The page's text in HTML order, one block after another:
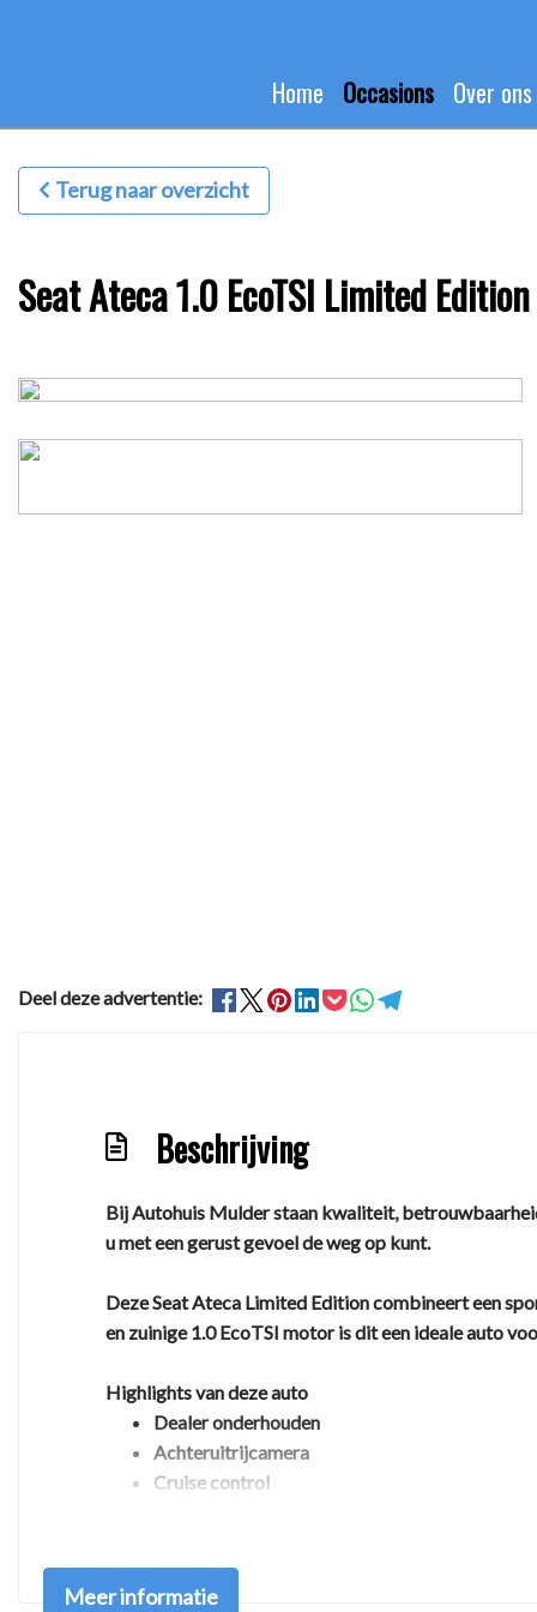
Home Occasions Over ons
Terug naar overzicht
Seat Ateca 1.0 EcoTSI Limited
Deel deze advertentie:
Beschrijving
Bij Autohuis Mulder staan kwaliteit,
u met een gerust gevoel de weg op kunt.
Deze Seat Ateca Limited Edition combineert een
en zuinige 1.0 EcoTSI motor is dit een ideale auto
Highlights van deze auto
Dealer onderhouden
Achteruitrijcamera
Cruise control
Comfortabele hoge instap
Technisch gecontroleerd
Meer informatie